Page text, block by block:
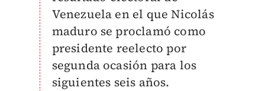
Venezuela en el que Nicolás
maduro se proclamó como
presidente reelecto por
segunda ocasión para los
siguientes seis años.